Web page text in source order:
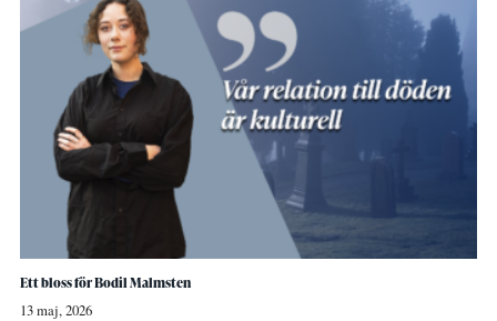
Ett bloss för Bodil Malmsten
13 maj, 2026